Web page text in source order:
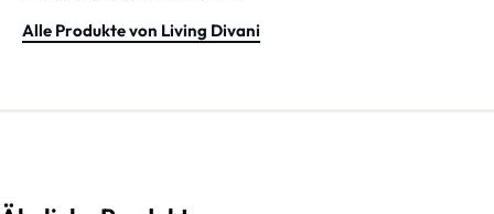
Alle Produkte von Living Divani